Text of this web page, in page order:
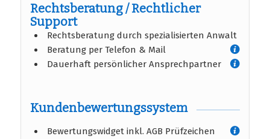
Rechtsberatung / Rechtlicher
Support
Rechtsberatung durch spezialisierten Anwalt
Beratung per Telefon & Mail
Dauerhaft persönlicher Ansprechpartner
Kundenbewertungssystem
Bewertungswidget inkl. AGB Prüfzeichen